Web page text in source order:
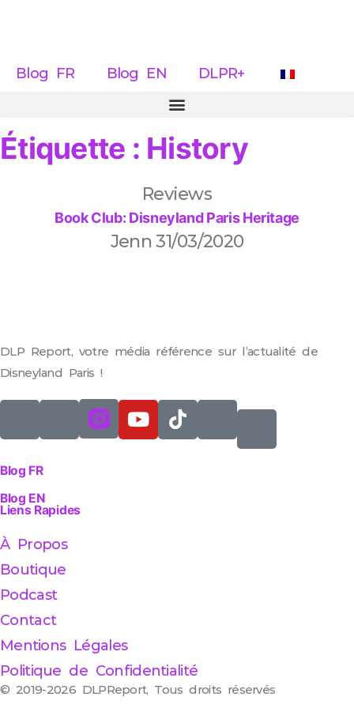
Blog FR Blog EN DLPR+
Étiquette : History
Reviews
Book Club: Disneyland Paris Heritage
Jenn31/03/2020
DLP Report, votre média référence sur l’actualité de
Disneyland Paris !
Blog FR
Blog EN
Liens Rapides
À Propos
Boutique
Podcast
Contact
Mentions Légales
Politique de Confidentialité
© 2019-2026 DLPReport, Tous droits réservés